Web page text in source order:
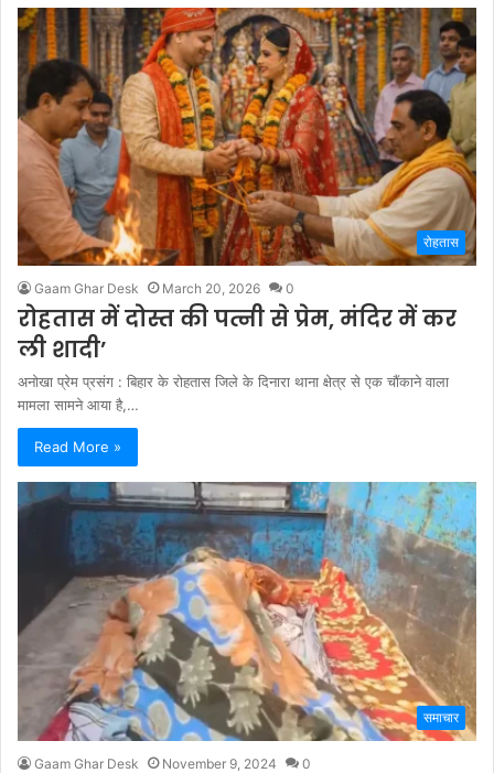
रोहतास
Gaam Ghar Desk March 20, 2026 0
रोहतास में दोस्त की पत्नी से प्रेम, मंदिर में कर
ली शादी’
अनोखा प्रेम प्रसंग : बिहार के रोहतास जिले के दिनारा थाना क्षेत्र से एक चौंकाने वाला
मामला सामने आया है,…
Read More »
समाचार
Gaam Ghar Desk November 9, 2024 0